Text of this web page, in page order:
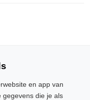
en app van
gegevens die je als